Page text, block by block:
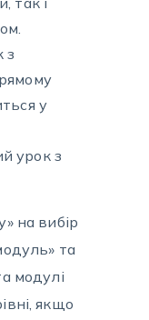
з
у
урок з
на вибір
та
модулі
якщо